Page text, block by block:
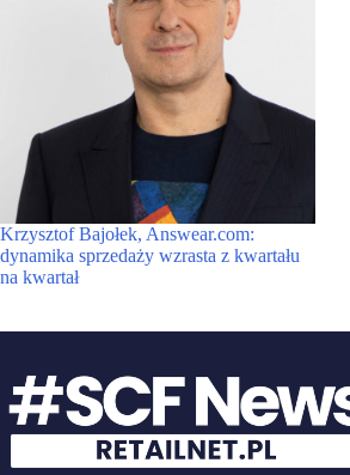
Krzysztof Bajołek, Answear.com:
dynamika sprzedaży wzrasta z kwartału
na kwartał